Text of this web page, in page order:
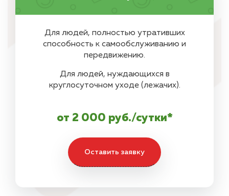
Для людей, полностью утративших
способность к самообслуживанию и
передвижению.
Для людей, нуждающихся в
круглосуточном уходе (лежачих).
от 2 000 руб./сутки*
Оставить заявку